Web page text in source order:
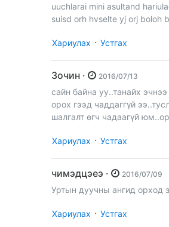
uuchlarai mini asultand
suisd orh hvselte yj orj boloh
Хариулах · Устгах
Зочин · 2016/07/13
сайн байна уу..танайх
орох гээд чаддаггүй
шалгалт өгч чадаагүй
Хариулах · Устгах
чимэдцэеэ · 2016/07/09
Уртын дуучны ангид орход
Хариулах · Устгах